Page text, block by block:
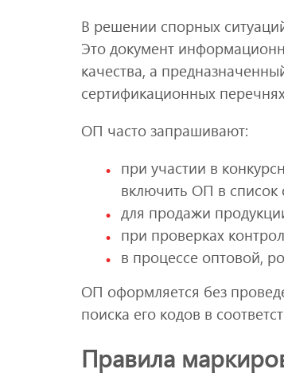
В решении спорных
Это документ
качества, а
сертификационных
ОП часто запрашивают:
при участии в
включить ОП в список
для продажи
при проверках
в процессе оптовой,
ОП оформляется без
поиска его кодов в
Правила